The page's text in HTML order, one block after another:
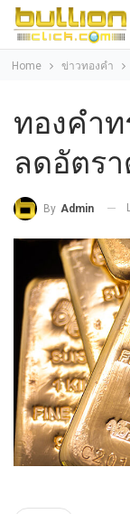
Home ข่าวทองคำ
ทองคำ
ลดอัตร
By Admin